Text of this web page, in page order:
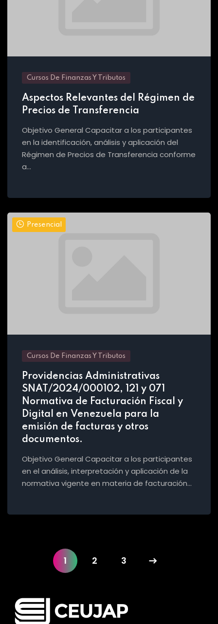
Cursos De Finanzas Y Tributos
Aspectos Relevantes del Régimen de
Precios de Transferencia
Objetivo General Capacitar a los participantes
en la identificación, análisis y aplicación del
Régimen de Precios de Transferencia conforme
a…
Presencial
Cursos De Finanzas Y Tributos
Providencias Administrativas
SNAT/2024/000102, 121 y 071
Normativa de Facturación Fiscal y
Digital en Venezuela para la
emisión de facturas y otros
documentos.
Objetivo General Capacitar a los participantes
en el análisis, interpretación y aplicación de la
normativa vigente en materia de facturación…
1 2 3